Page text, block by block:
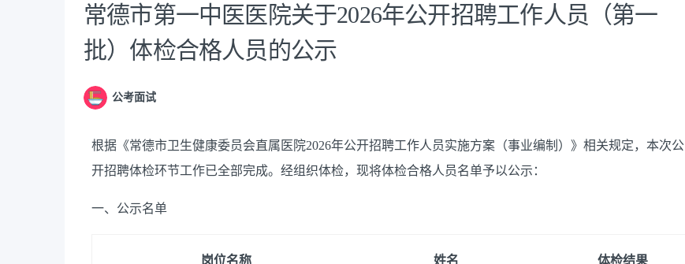
常德市第一中医医院关于2026年公开招聘工作人员（第一
批）体检合格人员的公示
公考面试
根据《常德市卫生健康委员会直属医院2026年公开招聘工作人员实施方案（事业编制）》相关规定，本次公
开招聘体检环节工作已全部完成。经组织体检，现将体检合格人员名单予以公示：
一、公示名单
岗位名称 姓名 体检结果